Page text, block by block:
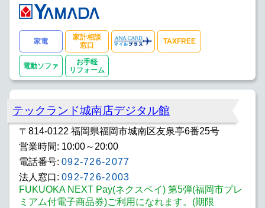
家電
家計相談
窓口
TAXFREE
電動ソファ
お手軽
リフォーム
テックランド城南店デジタル館
〒814-0122 福岡県福岡市城南区友泉亭6番25号
営業時間: 10:00～20:00
電話番号: 092-726-2077
法人窓口: 092-726-2003
FUKUOKA NEXT Pay(ネクスペイ) 第5弾(福岡市プレ
ミアム付電子商品券)ご利用になれます。(期限